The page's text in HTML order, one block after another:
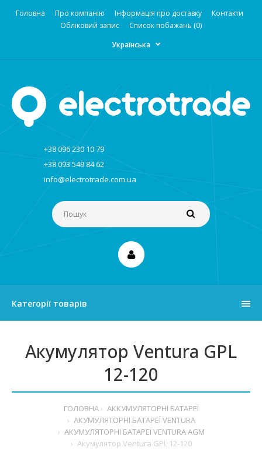
Головна Про компанію Інформація про доставку
Контакти
Обліковий запис
Список побажань (0)
Українська
+38 096 230 10 79
+38 093 549 84 62
info@electrotrade.com.ua
Категорії товарів
Акумулятор Ventura GPL
12-120
ГОЛОВНА
АККУМУЛЯТОРНІ БАТАРЕЇ
АКУМУЛЯТОРНІ БАТАРЕЇ VENTURA
АКУМУЛЯТОРНІ БАТАРЕЇ VENTURA AGM
Акумулятор Ventura GPL 12-120